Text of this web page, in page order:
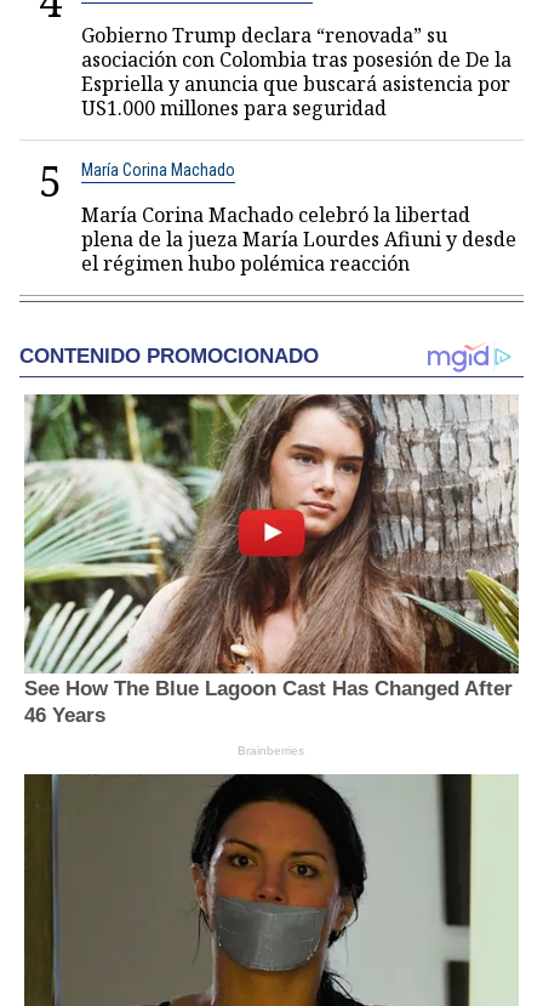
Gobierno Trump declara “renovada” su
asociación con Colombia tras posesión de De la
Espriella y anuncia que buscará asistencia por
US1.000 millones para seguridad
5 María Corina Machado
María Corina Machado celebró la libertad
plena de la jueza María Lourdes Afiuni y desde
el régimen hubo polémica reacción